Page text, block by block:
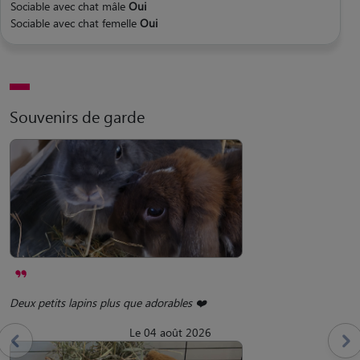
Sociable avec chat mâle Oui
Sociable avec chat femelle Oui
Souvenirs de garde
Deux petits lapins plus que adorables ❤️
Le 04 août 2026